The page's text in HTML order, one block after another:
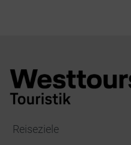
Reiseziele